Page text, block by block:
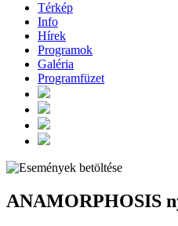
Térkép
Info
Hírek
Programok
Galéria
Programfüzet
ANAMORPHOSIS